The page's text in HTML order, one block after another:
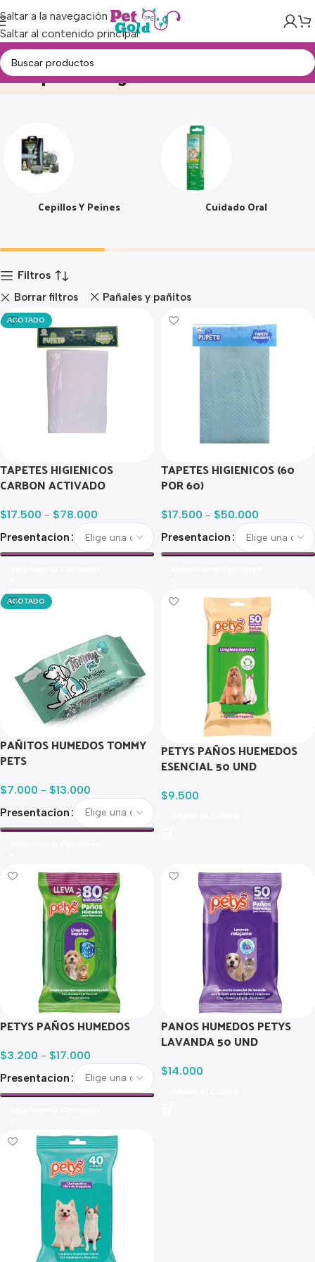
Saltar a la navegación
Saltar al contenido principal
Limpieza e higieneInicio Producto
Cepillos Y Peines Cuidado Oral
Filtros
Borrar filtros Pañales y pañitos
AGOTADO
TAPETES HIGIENICOS
CARBON ACTIVADO
$17.500 - $78.000
Presentacion
TAPETES HIGIENICOS (60
POR 60)
$17.500 - $50.000
Presentacion
AGOTADO
PAÑITOS HUMEDOS TOMMY
PETS
$7.000 - $13.000
Presentacion
PETYS PAÑOS HUEMEDOS
ESENCIAL 50 UND
$9.500
PETYS PAÑOS HUMEDOS
$3.200 - $17.000
Presentacion
PANOS HUMEDOS PETYS
LAVANDA 50 UND
$14.000